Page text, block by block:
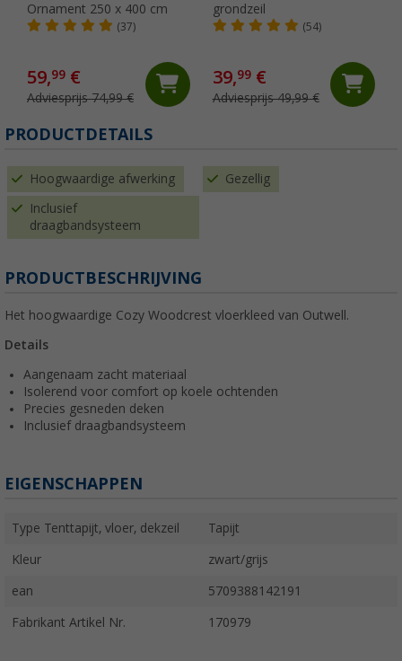
Ornament 250 x 400 cm
(37)
59,99 €
Adviesprijs 74,99 €
grondzeil
(54)
39,99€
Adviesprijs 49,99 €
PRODUCTDETAILS
Hoogwaardige afwerking Gezellig
Inclusief
draagbandsysteem
PRODUCTBESCHRIJVING
Het hoogwaardige Cozy Woodcrest vloerkleed van Outwell.
Details
Aangenaam zacht materiaal
Isolerend voor comfort op koele ochtenden
Precies gesneden deken
Inclusief draagbandsysteem
EIGENSCHAPPEN
Type Tenttapijt, vloer, dekzeil Tapijt
Kleur zwart/grijs
ean 5709388142191
Fabrikant Artikel Nr. 170979